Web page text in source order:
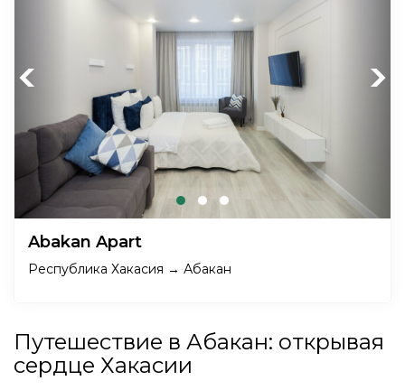
Previous Next
Abakan Apart
Республика Хакасия → Абакан
Путешествие в Абакан: открывая
сердце Хакасии